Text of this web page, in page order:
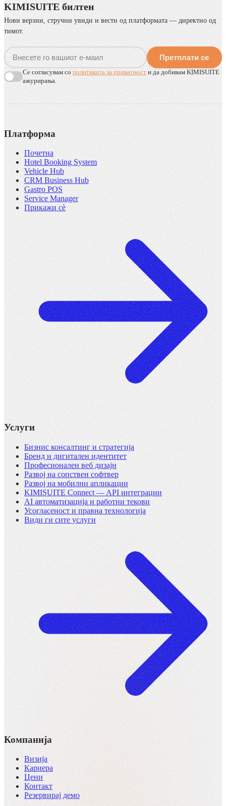
KIMISUITE билтен
Нови верзии, стручни увиди и вести од платформата — директно од
тимот.
Претплати се
Се согласувам сополитиката за приватности да добивам KIMISUITE
ажурирања.
Платформа
Почетна
Hotel Booking System
Vehicle Hub
CRM Business Hub
Gastro POS
Service Manager
Прикажи сè
Услуги
Бизнис консалтинг и стратегија
Бренд и дигитален идентитет
Професионален веб дизајн
Развој на сопствен софтвер
Развој на мобилни апликации
KIMISUITE Connect — API интеграции
AI автоматизација и работни текови
Усогласеност и правна технологија
Види ги сите услуги
Компанија
Визија
Кариера
Цени
Контакт
Резервирај демо